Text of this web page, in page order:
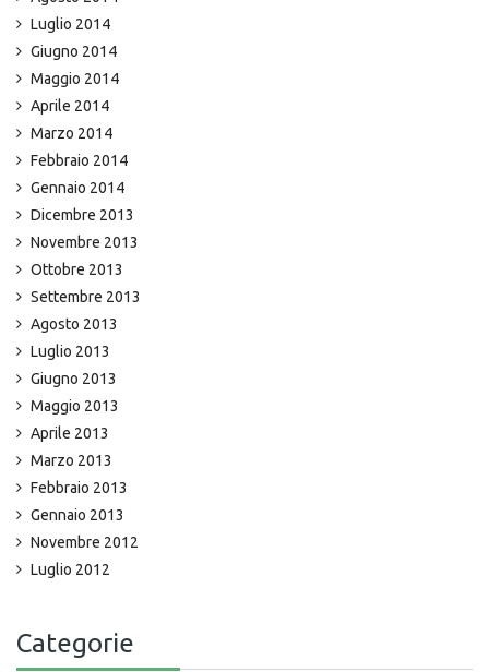
Luglio 2014
Giugno 2014
Maggio 2014
Aprile 2014
Marzo 2014
Febbraio 2014
Gennaio 2014
Dicembre 2013
Novembre 2013
Ottobre 2013
Settembre 2013
Agosto 2013
Luglio 2013
Giugno 2013
Maggio 2013
Aprile 2013
Marzo 2013
Febbraio 2013
Gennaio 2013
Novembre 2012
Luglio 2012
Categorie